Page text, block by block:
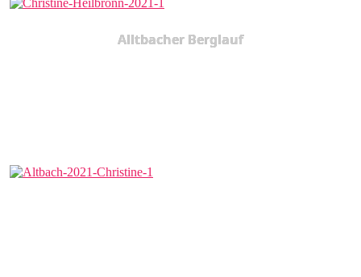
Alltbacher Berglauf